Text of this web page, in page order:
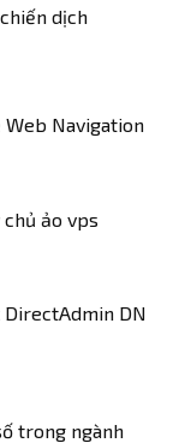
dịch
Navigation
ảo vps
DirectAdmin DN
trong ngành